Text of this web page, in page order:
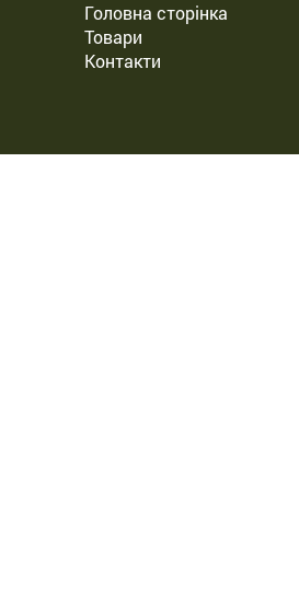
Головна сторінка
Товари
Контакти